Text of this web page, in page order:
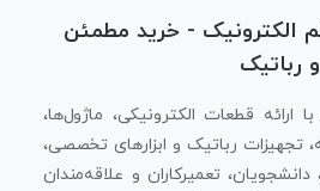
الکترونیک - خرید مطمئن
رباتیک
ارائه قطعات الکترونیکی، ماژول‌ها،
تجهیزات رباتیک و ابزارهای تخصصی،
تعمیرکاران و علاقه‌مندان